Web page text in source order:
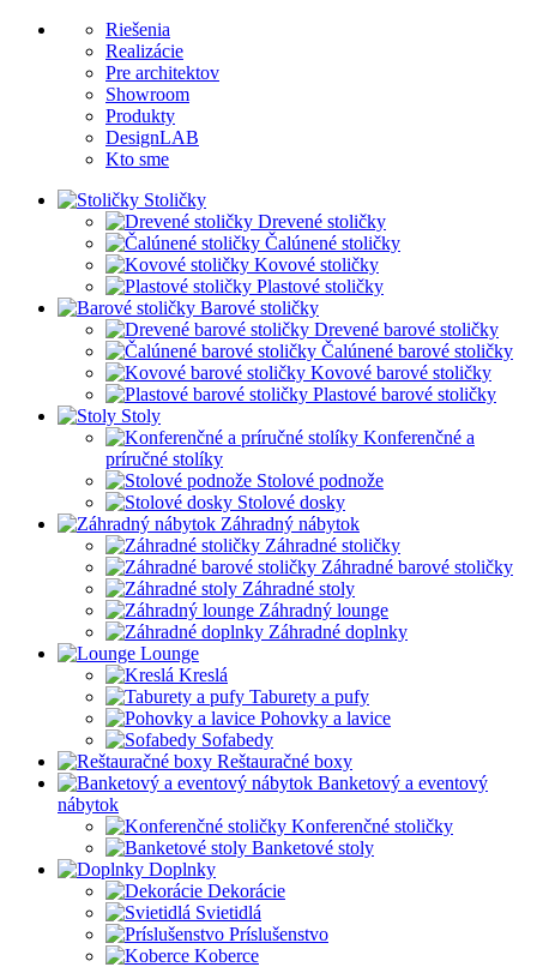
Riešenia
Realizácie
Pre architektov
Showroom
Produkty
DesignLAB
Kto sme
Stoličky
Drevené stoličky
Čalúnené stoličky
Kovové stoličky
Plastové stoličky
Barové stoličky
Drevené barové stoličky
Čalúnené barové stoličky
Kovové barové stoličky
Plastové barové stoličky
Stoly
Konferenčné a
príručné stolíky
Stolové podnože
Stolové dosky
Záhradný nábytok
Záhradné stoličky
Záhradné barové stoličky
Záhradné stoly
Záhradný lounge
Záhradné doplnky
Lounge
Kreslá
Taburety a pufy
Pohovky a lavice
Sofabedy
Reštauračné boxy
Banketový a eventový
nábytok
Konferenčné stoličky
Banketové stoly
Doplnky
Dekorácie
Svietidlá
Príslušenstvo
Koberce